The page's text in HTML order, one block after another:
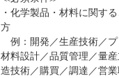
・化学製品・材料に関す
方
例：開発／生産技術／
材料設計／品質管理／量
造技術／購買／調達／営